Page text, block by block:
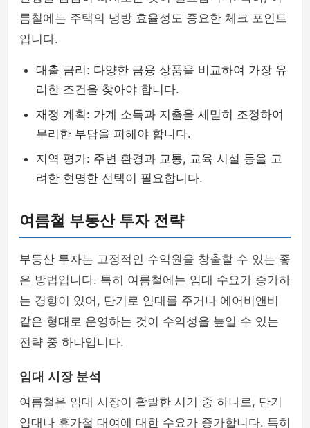
름철에는 주택의 냉방 효율성도 중요한 체크 포인트
입니다.
대출 금리: 다양한 금융 상품을 비교하여 가장 유
리한 조건을 찾아야 합니다.
재정 계획: 가계 소득과 지출을 세밀히 조정하여
무리한 부담을 피해야 합니다.
지역 평가: 주변 환경과 교통, 교육 시설 등을 고
려한 현명한 선택이 필요합니다.
여름철 부동산 투자 전략
부동산 투자는 고정적인 수익원을 창출할 수 있는 좋
은 방법입니다. 특히 여름철에는 임대 수요가 증가하
는 경향이 있어, 단기로 임대를 주거나 에어비앤비
같은 형태로 운영하는 것이 수익성을 높일 수 있는
전략 중 하나입니다.
임대 시장 분석
여름철은 임대 시장이 활발한 시기 중 하나로, 단기
임대나 휴가철 대여에 대한 수요가 증가합니다. 특히